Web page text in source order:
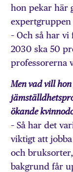
hon pekar här
– Och så har
2030 ska 50
professorerna
Men vad vill
ökande
– Så har det
viktigt att
och
bakgrund får